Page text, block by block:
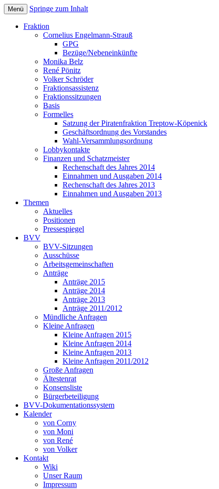
Piratenfraktion
Treptow-Köpenick
Menü Springe zum Inhalt
Fraktion
Cornelius Engelmann-Strauß
GPG
Bezüge/Nebeneinkünfte
Monika Belz
René Pönitz
Volker Schröder
Fraktionsassistenz
Fraktionssitzungen
Basis
Formelles
Satzung der Piratenfraktion Treptow-Köpenick
Geschäftsordnung des Vorstandes
Wahl-Versammlungsordnung
Lobbykontakte
Finanzen und Schatzmeister
Rechenschaft des Jahres 2014
Einnahmen und Ausgaben 2014
Rechenschaft des Jahres 2013
Einnahmen und Ausgaben 2013
Themen
Aktuelles
Positionen
Pressespiegel
BVV
BVV-Sitzungen
Ausschüsse
Arbeitsgemeinschaften
Anträge
Anträge 2015
Anträge 2014
Anträge 2013
Anträge 2011/2012
Mündliche Anfragen
Kleine Anfragen
Kleine Anfragen 2015
Kleine Anfragen 2014
Kleine Anfragen 2013
Kleine Anfragen 2011/2012
Große Anfragen
Ältestenrat
Konsensliste
Bürgerbeteiligung
BVV-Dokumentationssystem
Kalender
von Corny
von Moni
von René
von Volker
Kontakt
Wiki
Unser Raum
Impressum